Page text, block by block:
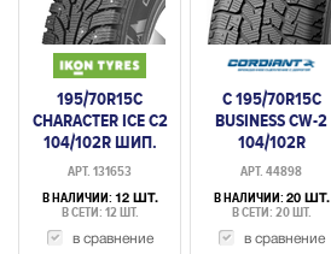
195/70R15C
CHARACTER ICE C2
104/102R ШИП.
АРТ. 131653
В НАЛИЧИИ: 12 ШТ.
В СЕТИ: 12 ШТ.
в сравнение
C 195/70R15C
BUSINESS CW-2
104/102R
АРТ. 44898
В НАЛИЧИИ: 20 ШТ.
В СЕТИ: 20 ШТ.
в сравнение